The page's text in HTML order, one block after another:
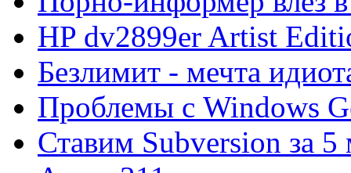
HP dv2899er Artist
Безлимит - мечта
Проблемы с Windows
Ставим Subversion за 5